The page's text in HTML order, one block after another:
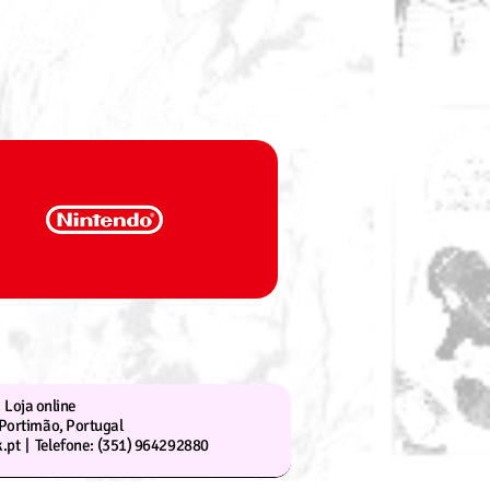
Loja online
Portugal
| Telefone: (351) 964292880